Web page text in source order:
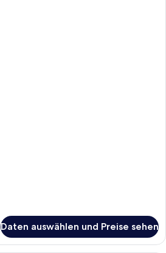
Daten auswählen und Preise sehen